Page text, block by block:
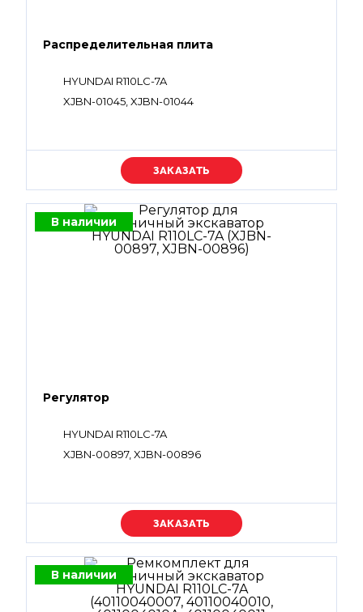
Распределительная плита
HYUNDAI R110LC-7A
XJBN-01045, XJBN-01044
Уточняйте цену
В наличии
Регулятор
HYUNDAI R110LC-7A
XJBN-00897, XJBN-00896
Уточняйте цену
В наличии